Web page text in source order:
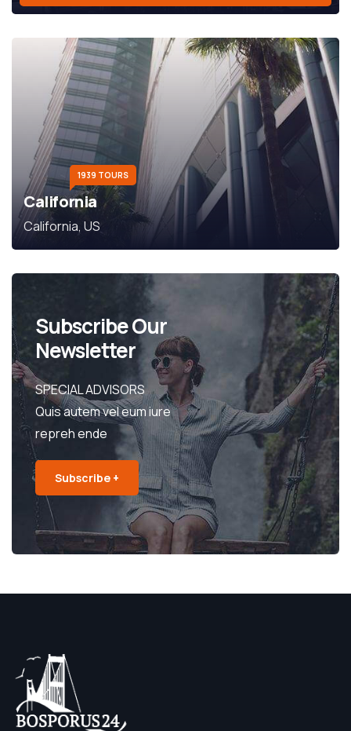
1939 TOURS
California
California, US
Subscribe Our
Newsletter
SPECIAL ADVISORS
Quis autem vel eum iure
repreh ende
Subscribe +